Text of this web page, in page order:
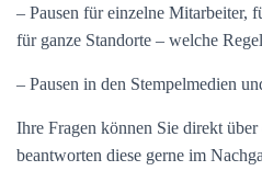
– Pausen für einzelne Mitarbeiter,
für ganze Standorte – welche
– Pausen in den Stempelmedien
Ihre Fragen können Sie direkt
beantworten diese gerne im